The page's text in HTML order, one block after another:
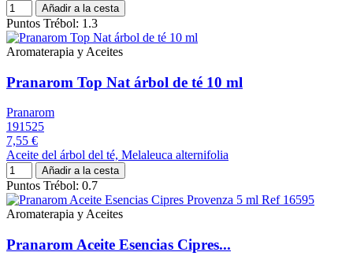
Añadir a la cesta
Puntos Trébol: 1.3
Aromaterapia y Aceites
Pranarom Top Nat árbol de té 10 ml
Pranarom
191525
7,55 €
Aceite del árbol del té, Melaleuca alternifolia
Añadir a la cesta
Puntos Trébol: 0.7
Aromaterapia y Aceites
Pranarom Aceite Esencias Cipres...